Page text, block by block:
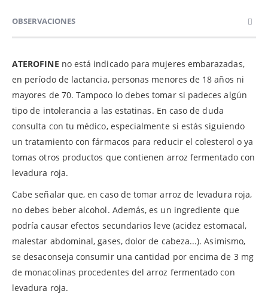
OBSERVACIONES
ATEROFINE no está indicado para mujeres embarazadas,
en período de lactancia, personas menores de 18 años ni
mayores de 70. Tampoco lo debes tomar si padeces algún
tipo de intolerancia a las estatinas. En caso de duda
consulta con tu médico, especialmente si estás siguiendo
un tratamiento con fármacos para reducir el colesterol o ya
tomas otros productos que contienen arroz fermentado con
levadura roja.
Cabe señalar que, en caso de tomar arroz de levadura roja,
no debes beber alcohol. Además, es un ingrediente que
podría causar efectos secundarios leve (acidez estomacal,
malestar abdominal, gases, dolor de cabeza...). Asimismo,
se desaconseja consumir una cantidad por encima de 3 mg
de monacolinas procedentes del arroz fermentado con
levadura roja.